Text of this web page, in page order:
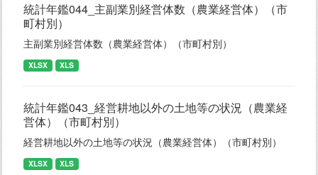
統計年鑑044_主副業別経営体数（農業経営体）（市
町村別）
主副業別経営体数（農業経営体）（市町村別）
XLSX XLS
統計年鑑043_経営耕地以外の土地等の状況（農業経
営体）（市町村別）
経営耕地以外の土地等の状況（農業経営体）（市町村別）
XLSX XLS